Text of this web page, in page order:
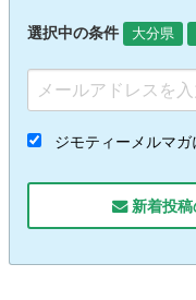
選択中の条件 大分県
ジモティーメルマ
新着投稿